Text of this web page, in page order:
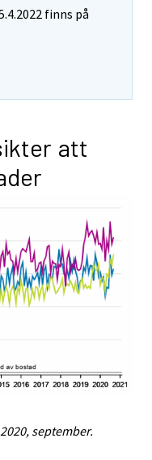
finns på
att
september.